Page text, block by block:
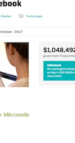
Mikrowelle